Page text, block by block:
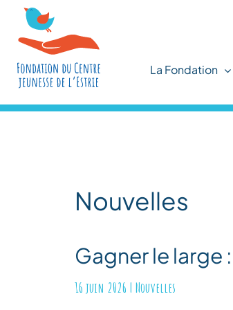
Skip
content
La Fondation
Nouvelles
Gagner le large
16 juin 2026 | Nouvelles